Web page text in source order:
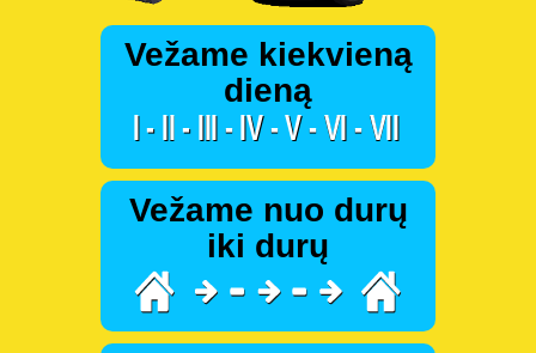
Vežame kiekvieną
dieną
Vežame nuo durų
iki durų